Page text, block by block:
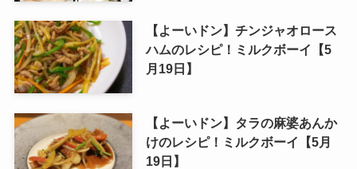
【よーいドン】チンジャオロース
ハムのレシピ！ミルクボーイ【5
月19日】
【よーいドン】タラの麻婆あんか
けのレシピ！ミルクボーイ【5月
19日】